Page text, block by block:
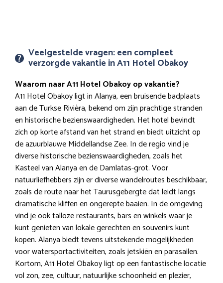
Veelgestelde vragen: een compleet
verzorgde vakantie in A11 Hotel Obakoy
Waarom naar A11 Hotel Obakoy op vakantie?
A11 Hotel Obakoy ligt in Alanya, een bruisende badplaats
aan de Turkse Rivièra, bekend om zijn prachtige stranden
en historische bezienswaardigheden. Het hotel bevindt
zich op korte afstand van het strand en biedt uitzicht op
de azuurblauwe Middellandse Zee. In de regio vind je
diverse historische bezienswaardigheden, zoals het
Kasteel van Alanya en de Damlatas-grot. Voor
natuurliefhebbers zijn er diverse wandelroutes beschikbaar,
zoals de route naar het Taurusgebergte dat leidt langs
dramatische kliffen en ongerepte baaien. In de omgeving
vind je ook talloze restaurants, bars en winkels waar je
kunt genieten van lokale gerechten en souvenirs kunt
kopen. Alanya biedt tevens uitstekende mogelijkheden
voor watersportactiviteiten, zoals jetskiën en parasailen.
Kortom, A11 Hotel Obakoy ligt op een fantastische locatie
vol zon, zee, cultuur, natuurlijke schoonheid en plezier,